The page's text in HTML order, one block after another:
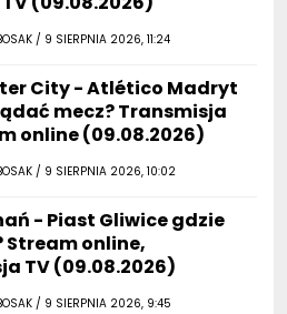
/ 9 SIERPNIA 2026, 11:24
City - Atlético Madryt
mecz? Transmisja
online (09.08.2026)
/ 9 SIERPNIA 2026, 10:02
- Piast Gliwice gdzie
online,
TV (09.08.2026)
/ 9 SIERPNIA 2026, 9:45